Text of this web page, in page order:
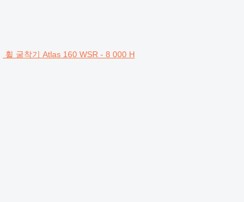
휠 굴착기 Atlas 160 WSR - 8 000 H